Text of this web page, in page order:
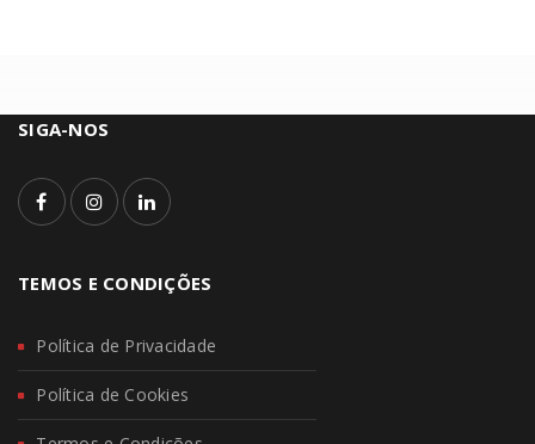
SIGA-NOS
TEMOS E CONDIÇÕES
Política de Privacidade
Política de Cookies